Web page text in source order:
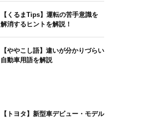
【くるまTips】運転の苦手意識を
解消するヒントを解説！
【ややこし語】違いが分かりづらい
自動車用語を解説
【トヨタ】新型車デビュー・モデル